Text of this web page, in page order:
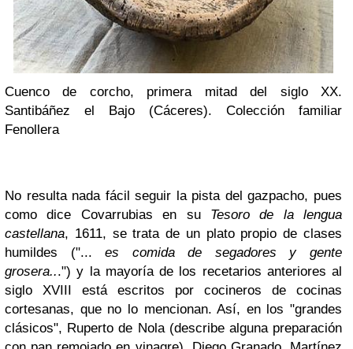
Cuenco de corcho, primera mitad del siglo XX.
Santibáñez el Bajo (Cáceres). Colección familiar
Fenollera
No resulta nada fácil seguir la pista del gazpacho, pues
como dice Covarrubias en su Tesoro de la lengua
castellana, 1611, se trata de un plato propio de clases
humildes ("...es comida de segadores y gente
grosera...") y la mayoría de los recetarios anteriores al
siglo XVIII está escritos por cocineros de cocinas
cortesanas, que no lo mencionan. Así, en los "grandes
clásicos", Ruperto de Nola (describe alguna preparación